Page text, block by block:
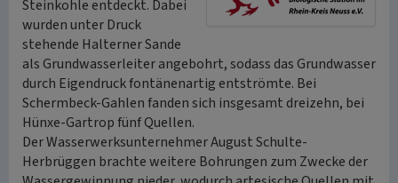
Steinkohle entdeckt. Dabei
wurden unter Druck
stehende Halterner Sande
als Grundwasserleiter angebohrt, sodass das Grundwasser
durch Eigendruck fontänenartig entströmte. Bei
Schermbeck-Gahlen fanden sich insgesamt dreizehn, bei
Hünxe-Gartrop fünf Quellen.
Der Wasserwerksunternehmer August Schulte-
Herbrüggen brachte weitere Bohrungen zum Zwecke der